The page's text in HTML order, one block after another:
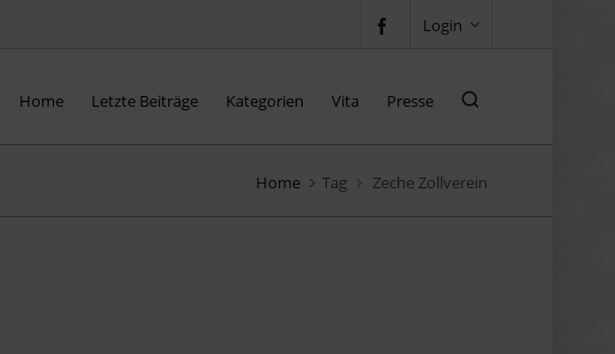
Login
Home Letzte Beiträge Kategorien Vita Presse
Home Tag Zeche Zollverein